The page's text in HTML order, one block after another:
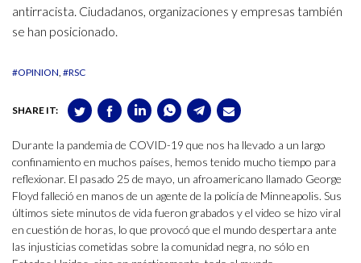
antirracista. Ciudadanos, organizaciones y empresas también
se han posicionado.
#OPINION #RSC
SHARE IT:
Durante la pandemia de COVID-19 que nos ha llevado a un largo
confinamiento en muchos países, hemos tenido mucho tiempo para
reflexionar. El pasado 25 de mayo, un afroamericano llamado George
Floyd falleció en manos de un agente de la policía de Minneapolis. Sus
últimos siete minutos de vida fueron grabados y el video se hizo viral
en cuestión de horas, lo que provocó que el mundo despertara ante
las injusticias cometidas sobre la comunidad negra, no sólo en